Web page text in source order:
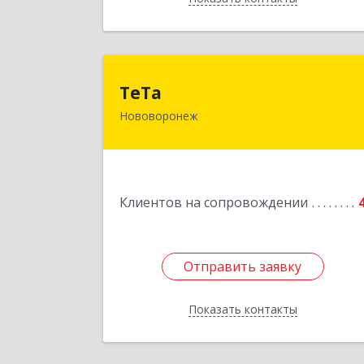
ТеТа
Нововоронеж
Клиентов на сопровождении
Отправить заявку
Показать контакты
396 073, Нововоронеж г, а/я, дом № 30
Отправить заявку
Назад